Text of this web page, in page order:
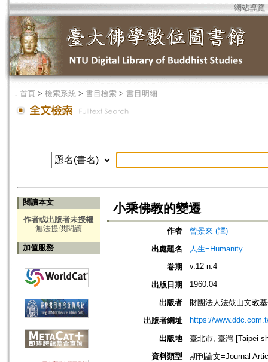
網站導覽
． 首頁 > 檢索系統 > 書目檢索 > 書目明細
閱讀本文
作者或出版者未授權
無法提供閱讀
加值服務
小乘佛教的變遷
作者
曾景來 (譯)
出處題名
人生=Humanity
卷期
v.12 n.4
出版日期 1960.04
出版者
財團法人法鼓山文教
出版者網址
https://
出版地
臺北市, 臺灣 [Taipei
資料類型
期刊論文=Journal